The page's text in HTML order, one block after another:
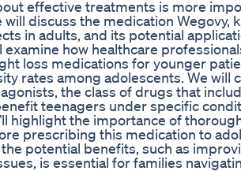
effective treatments is more
will discuss the medication Wegovy,
in adults, and its potential
examine how healthcare
loss medications for younger
rates among adolescents. We will
the class of drugs that
teenagers under specific
highlight the importance of
prescribing this medication to
potential benefits, such as
is essential for families